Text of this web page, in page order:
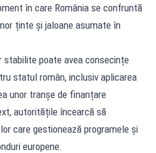
în care România se confruntă
ținte și jaloane asumate în
stabilite poate avea consecințe
statul român, inclusiv aplicarea
unor tranșe de finanțare
autoritățile încearcă să
care gestionează programele și
europene.